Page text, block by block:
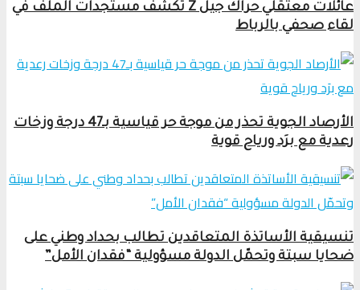
عائلات معتقلي حراك جيل Z تكشف مستجدات الملف في
لقاء صحفي بالرباط
الأرصاد الجوية تحذر من موجة حر قياسية بـ47 درجة وزخات
رعدية مع برَد ورياح قوية
تنسيقية الأساتذة المتعاقدين تطالب بحداد وطني على
ضحايا سبتة وتحمّل الدولة مسؤولية “فقدان الأمل”